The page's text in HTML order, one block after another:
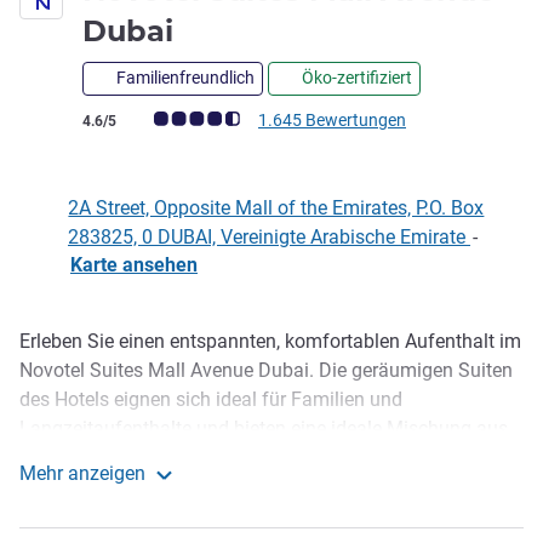
Dubai
Familienfreundlich Öko-zertifiziert
Note Kundenmeinungen (Bewertung ALL)
4.6/5 1.645 Bewertungen
2A Street, Opposite Mall of the Emirates, P.O. Box
283825, 0 DUBAI, Vereinigte Arabische Emirate -
Karte ansehen
Beschreibung
Erleben Sie einen entspannten, komfortablen Aufenthalt im
Novotel Suites Mall Avenue Dubai. Die geräumigen Suiten
des Hotels eignen sich ideal für Familien und
Stunden-Fitnessstudio aktiv oder entspannen Sie am
Mehr anzeigen